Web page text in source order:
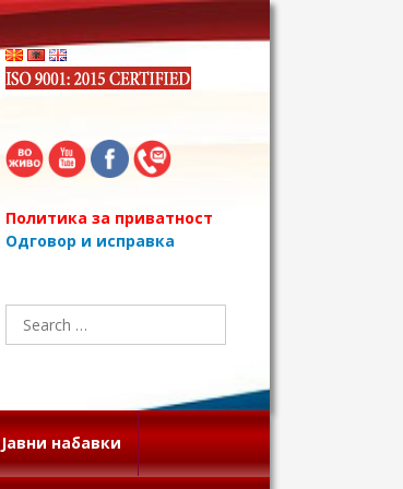
Политика за приватност
Одговор и исправка
Search
for:
Јавни набавки